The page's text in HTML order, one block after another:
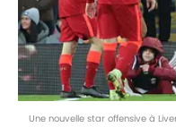
Une nouvelle star offensive à